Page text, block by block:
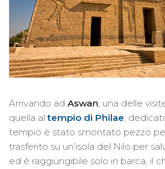
Arrivando ad Aswan, una delle
quella altempio di Philae,
tempio è stato smontato pezzo
trasferito su un’isola del Nilo per
ed è raggiungibile solo in barca, il